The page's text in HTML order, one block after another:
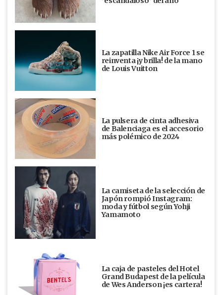
La zapatilla Nike Air Force 1 se
reinventa ¡y brilla! de la mano
de Louis Vuitton
La pulsera de cinta adhesiva
de Balenciaga es el accesorio
más polémico de 2024
La camiseta de la selección de
Japón rompió Instagram:
moda y fútbol según Yohji
Yamamoto
La caja de pasteles del Hotel
Grand Budapest de la película
de Wes Anderson ¡es cartera!